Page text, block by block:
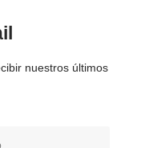
nuestros últimos